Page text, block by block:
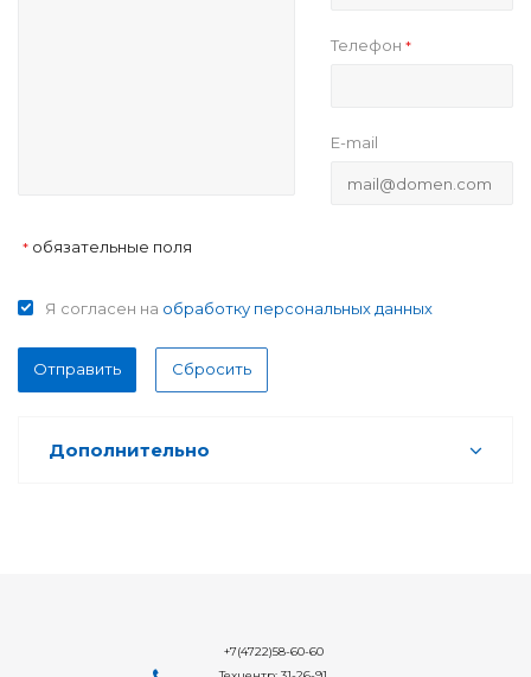
Телефон*
E-mail
* обязательные поля
Я согласен на обработку персональных данных
Отправить Сбросить
Дополнительно
+7(4722)58-60-60